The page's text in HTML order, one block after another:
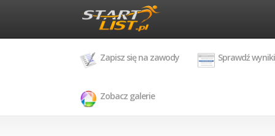
Zapisz się na zawody Sprawdź wyniki
Zobacz galerie